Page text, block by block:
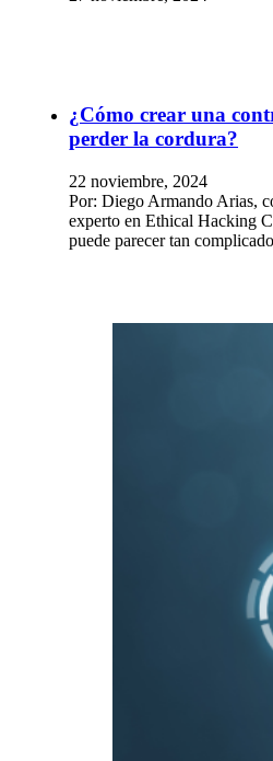
¿Cómo crear una
perder la cordura?
22 noviembre, 2024
Por: Diego Armando Arias,
experto en Ethical Hacking
puede parecer tan